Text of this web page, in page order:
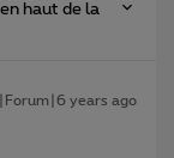
haut de la
years ago